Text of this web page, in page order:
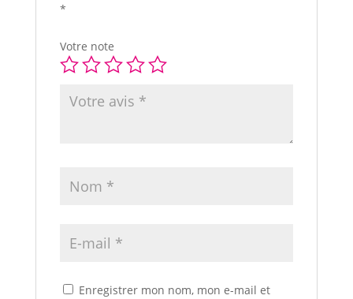
*
Votre note
Enregistrer mon nom, mon e-mail et